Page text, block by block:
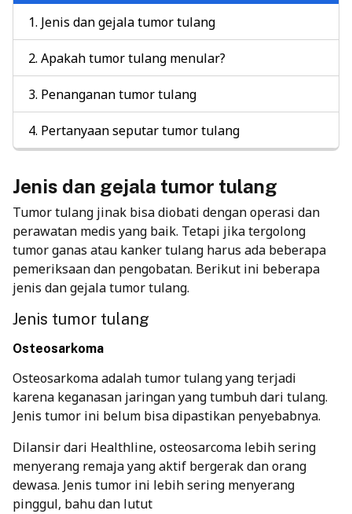
Jenis dan gejala tumor tulang
Apakah tumor tulang menular?
Penanganan tumor tulang
Pertanyaan seputar tumor tulang
Jenis dan gejala tumor tulang
Tumor tulang jinak bisa diobati dengan operasi dan
perawatan medis yang baik. Tetapi jika tergolong
tumor ganas atau kanker tulang harus ada beberapa
pemeriksaan dan pengobatan. Berikut ini beberapa
jenis dan gejala tumor tulang.
Jenis tumor tulang
Osteosarkoma
Osteosarkoma adalah tumor tulang yang terjadi
karena keganasan jaringan yang tumbuh dari tulang.
Jenis tumor ini belum bisa dipastikan penyebabnya.
Dilansir dari Healthline, osteosarcoma lebih sering
menyerang remaja yang aktif bergerak dan orang
dewasa. Jenis tumor ini lebih sering menyerang
pinggul, bahu dan lutut